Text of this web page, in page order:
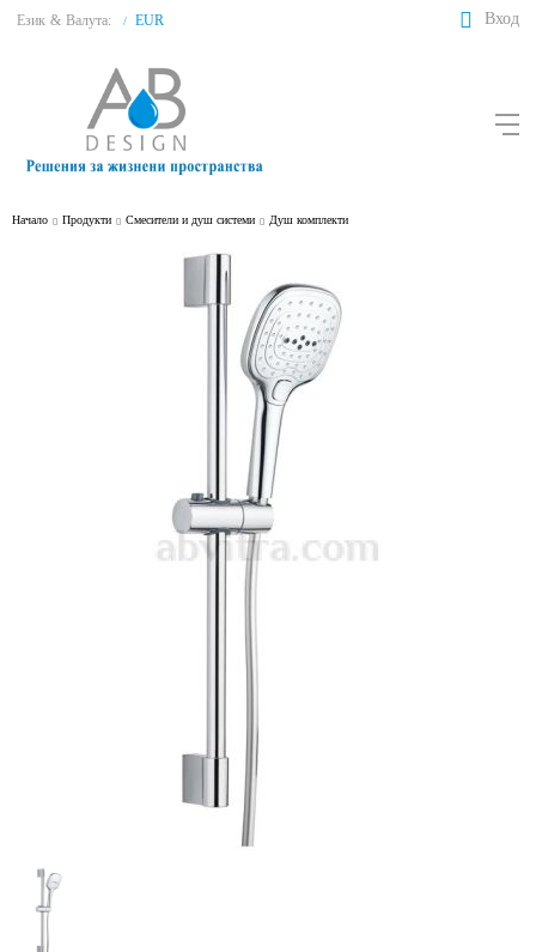
Език & Валута: / EUR Вход
Начало Продукти Смесители и душ системи Душ комплекти